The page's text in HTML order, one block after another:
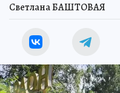
Светлана БАШТОВАЯ